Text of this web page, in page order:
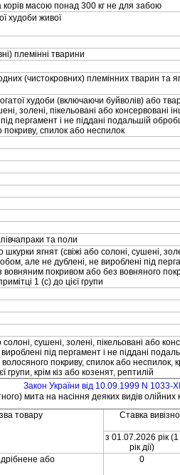
корiв масою понад 300 кг не для забою
худоби живої
племiннi тварини
(чистокровних) племiнних тварин та
худоби (включаючи буйволiв) або
золенi, пiкельованi або консервованi
пергамент i не пiдданi подальшiй
спилок або неспилок
та поли
шкурки ягнят (свiжi або солонi, сушенi,
але не дубленi, не виробленi пiд
покривом або без вовняного
1 (с) до цiєї групи
сушенi, золенi, пiкельованi або
пiд пергамент i не пiдданi
покриву, спилок або неспилок,
групи, крiм кiз або козенят, рептилiй
Закон України вiд 10.09.1999 N 1033-
мита на насiння деяких видiв
товару
Ставка
з 01.07.2026 рiк (1
рiк дiї)
або
0